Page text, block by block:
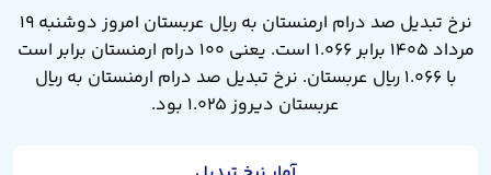
نرخ تبدیل صد درام ارمنستان به ریال عربستان امروز دوشنبه ۱۹
مرداد ۱۴۰۵ برابر ۱.۰۶۶ است. یعنی ۱۰۰ درام ارمنستان برابر است
با ۱.۰۶۶ ریال عربستان. نرخ تبدیل صد درام ارمنستان به ریال
عربستان دیروز ۱.۰۲۵ بود.